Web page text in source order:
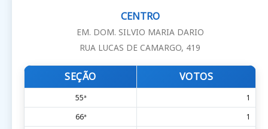
CENTRO
EM. DOM. SILVIO MARIA DARIO
RUA LUCAS DE CAMARGO, 419
SEÇÃO VOTOS
55ª
1
66ª
1